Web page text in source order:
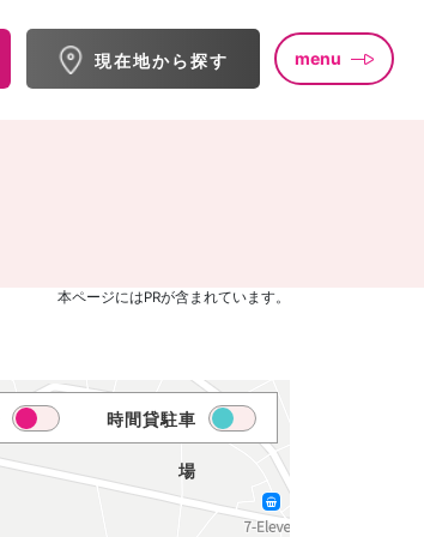
現在地から探す menu
本ページにはPRが含まれています。
時間貸駐車
場